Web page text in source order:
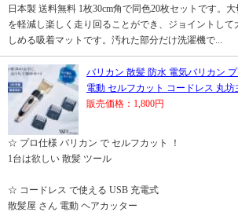
日本製 送料無料 1枚30cm角で同色20枚セットです。
を軽減し楽しく走り回ることができ、ジョイントして
しめる吸着マットです。汚れた部分だけ洗濯機で...
バリカン 散髪 防水 電気バリカン
電動 セルフカット コードレス 丸坊
販売価格：1,800円
☆ プロ仕様 バリカン で セルフカット ！
1台は欲しい 散髪 ツール
☆ コードレス で使える USB 充電式
散髪屋 さん 電動 ヘアカッター